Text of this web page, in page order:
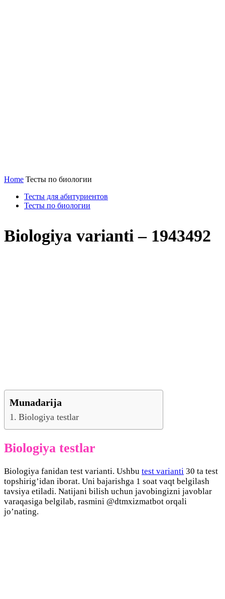
Home Тесты по биологии
Тесты для абитуриентов
Тесты по биологии
Biologiya varianti – 1943492
Munadarija
Biologiya testlar
Biologiya testlar
Biologiya fanidan test varianti. Ushbu test varianti 30 ta test
topshirig’idan iborat. Uni bajarishga 1 soat vaqt belgilash
tavsiya etiladi. Natijani bilish uchun javobingizni javoblar
varaqasiga belgilab, rasmini @dtmxizmatbot orqali
jo’nating.